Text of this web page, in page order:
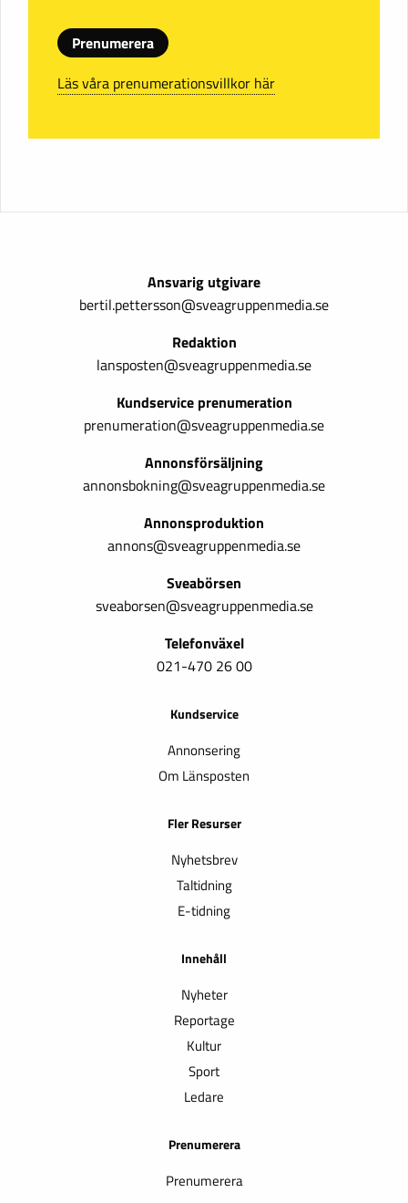
Prenumerera
Läs våra prenumerationsvillkor här
Ansvarig utgivare
bertil.pettersson@sveagruppenmedia.se
Redaktion
lansposten@sveagruppenmedia.se
Kundservice prenumeration
prenumeration@sveagruppenmedia.se
Annonsförsäljning
annonsbokning@sveagruppenmedia.se
Annonsproduktion
annons@sveagruppenmedia.se
Sveabörsen
sveaborsen@sveagruppenmedia.se
Telefonväxel
021-470 26 00
Kundservice
Annonsering
Om Länsposten
Fler Resurser
Nyhetsbrev
Taltidning
E-tidning
Innehåll
Nyheter
Reportage
Kultur
Sport
Ledare
Prenumerera
Prenumerera